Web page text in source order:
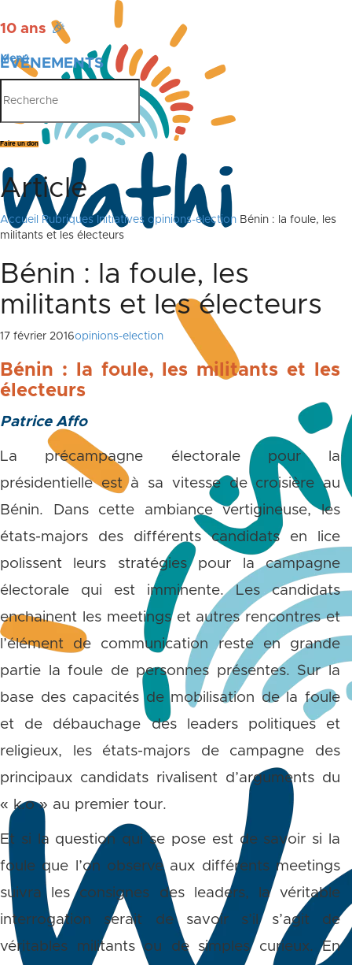
10 ans 🎉
ÉVÉNEMENTS
PUBLICATIONS
Menu
Faire un don
Article
Accueil Rubriques Initiatives opinions-election Bénin : la foule, les
militants et les électeurs
Bénin : la foule, les
militants et les électeurs
17 février 2016opinions-election
Bénin : la foule, les militants et les
électeurs
Patrice Affo
La précampagne électorale pour la
présidentielle est à sa vitesse de croisière au
Bénin. Dans cette ambiance vertigineuse, les
états-majors des différents candidats en lice
polissent leurs stratégies pour la campagne
électorale qui est imminente. Les candidats
enchainent les meetings et autres rencontres et
l’élément de communication reste en grande
partie la foule de personnes présentes. Sur la
base des capacités de mobilisation de la foule
et de débauchage des leaders politiques et
religieux, les états-majors de campagne des
principaux candidats rivalisent d’arguments du
« k.o » au premier tour.
Et si la question qui se pose est de savoir si la
foule que l’on observe aux différents meetings
suivra les consignes des leaders, la véritable
interrogation serait de savoir s’il s’agit de
véritables militants ou de simples curieux. En